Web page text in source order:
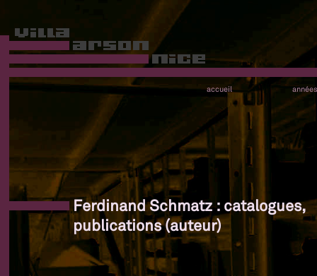
accueil années
Ferdinand Schmatz : catalogues,
publications (auteur)